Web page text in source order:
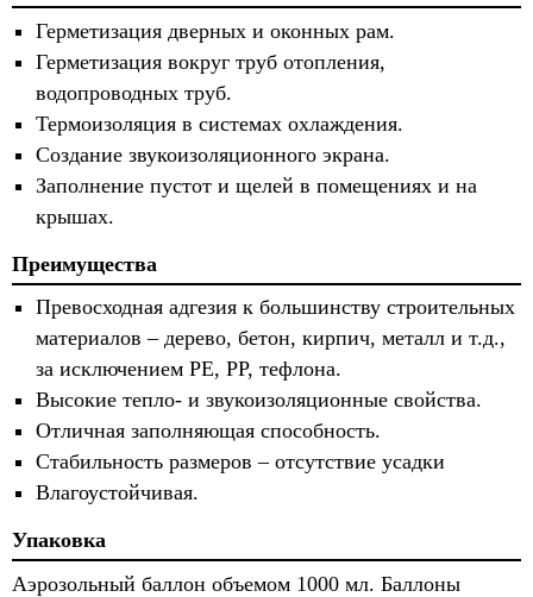
Герметизация дверных и оконных рам.
Герметизация вокруг труб отопления,
водопроводных труб.
Термоизоляция в системах охлаждения.
Создание звукоизоляционного экрана.
Заполнение пустот и щелей в помещениях и на
крышах.
Преимущества
Превосходная адгезия к большинству строительных
материалов – дерево, бетон, кирпич, металл и т.д.,
за исключением РЕ, РР, тефлона.
Высокие тепло- и звукоизоляционные свойства.
Отличная заполняющая способность.
Стабильность размеров – отсутствие усадки
Влагоустойчивая.
Упаковка
Аэрозольный баллон объемом 1000 мл. Баллоны